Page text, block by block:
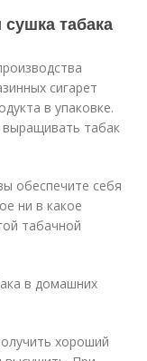
табака
сигарет
в упаковке.
табак
обеспечите себя
ни в какое
табачной
в домашних
хороший